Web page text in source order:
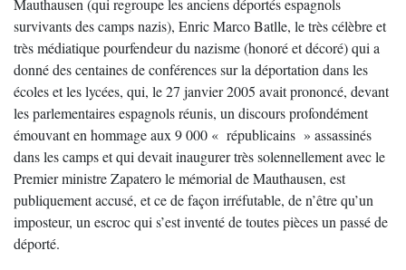
Mauthausen (qui regroupe les anciens déportés espagnols
survivants des camps nazis), Enric Marco Batlle, le très célèbre et
très médiatique pourfendeur du nazisme (honoré et décoré) qui a
donné des centaines de conférences sur la déportation dans les
écoles et les lycées, qui, le 27 janvier 2005 avait prononcé, devant
les parlementaires espagnols réunis, un discours profondément
émouvant en hommage aux 9 000 « républicains » assassinés
dans les camps et qui devait inaugurer très solennellement avec le
Premier ministre Zapatero le mémorial de Mauthausen, est
publiquement accusé, et ce de façon irréfutable, de n’être qu’un
imposteur, un escroc qui s’est inventé de toutes pièces un passé de
déporté.